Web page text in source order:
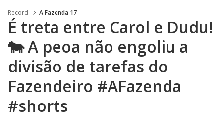
Record A Fazenda 17
É treta entre Carol e Dudu!
🐄 A peoa não engoliu a
divisão de tarefas do
Fazendeiro #AFazenda
#shorts